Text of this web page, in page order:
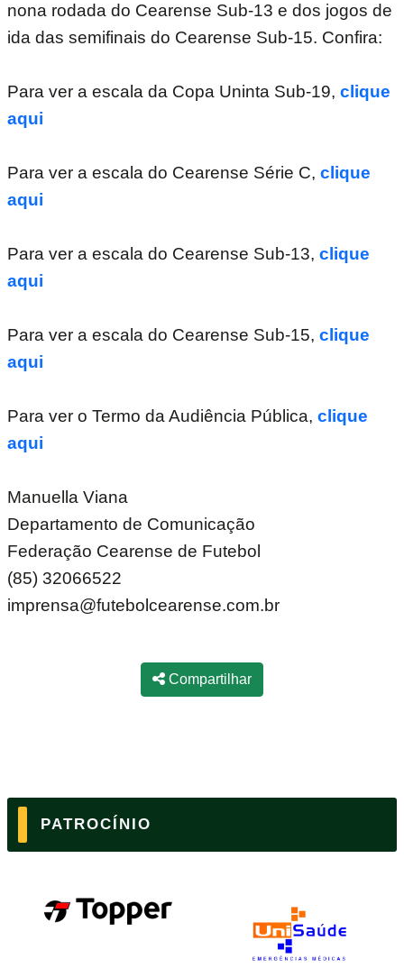
nona rodada do Cearense Sub-13 e dos jogos de
ida das semifinais do Cearense Sub-15. Confira:
Para ver a escala da Copa Uninta Sub-19, clique
aqui
Para ver a escala do Cearense Série C, clique
aqui
Para ver a escala do Cearense Sub-13, clique
aqui
Para ver a escala do Cearense Sub-15, clique
aqui
Para ver o Termo da Audiência Pública, clique
aqui
Manuella Viana
Departamento de Comunicação
Federação Cearense de Futebol
(85) 32066522
imprensa@futebolcearense.com.br
Compartilhar
PATROCÍNIO